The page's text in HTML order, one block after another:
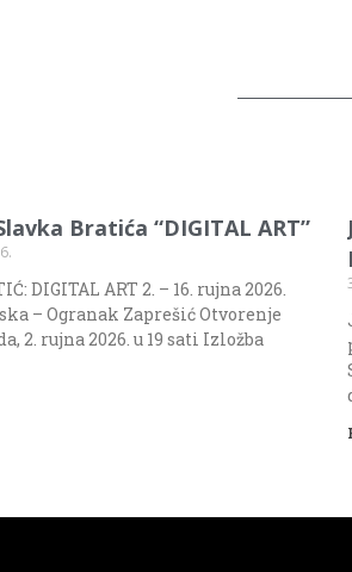
Bratića “DIGITAL ART”
DIGITAL ART 2. – 16. rujna 2026.
– Ogranak Zaprešić Otvorenje
2. rujna 2026. u 19 sati Izložba